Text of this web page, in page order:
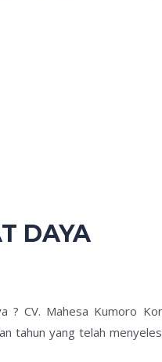
DAYA
? CV. Mahesa Kumoro
tahun yang telah